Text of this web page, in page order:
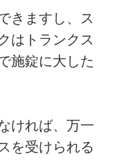
きますし、ス
はトランクス
施錠に大した
ければ、万一
を受けられる